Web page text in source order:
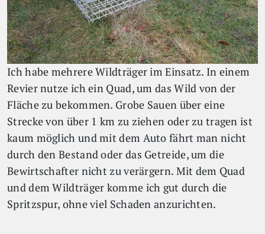
Ich habe mehrere Wildträger im Einsatz. In einem
Revier nutze ich ein Quad, um das Wild von der
Fläche zu bekommen. Grobe Sauen über eine
Strecke von über 1 km zu ziehen oder zu tragen ist
kaum möglich und mit dem Auto fährt man nicht
durch den Bestand oder das Getreide, um die
Bewirtschafter nicht zu verärgern. Mit dem Quad
und dem Wildträger komme ich gut durch die
Spritzspur, ohne viel Schaden anzurichten.